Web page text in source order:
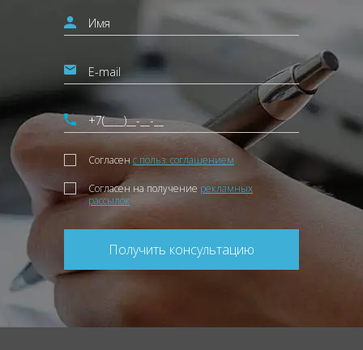
Согласен с польз. соглашением
Согласен на получение рекламных
рассылок
Получить консультацию